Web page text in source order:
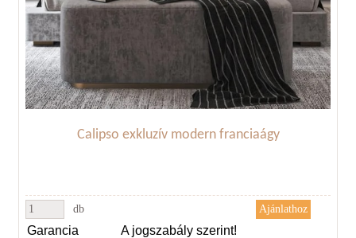
Calipso exkluzív modern franciaágy
db
Garancia A jogszabály szerint!